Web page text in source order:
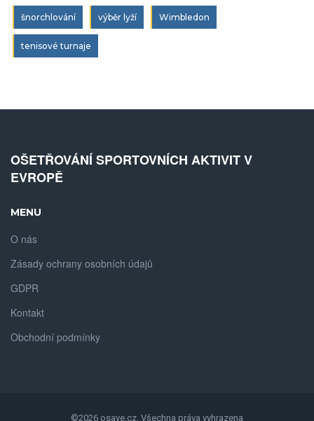
šnorchlování výběr lyží Wimbledon
tenisové turnaje
OŠETŘOVÁNÍ SPORTOVNÍCH AKTIVIT V
EVROPĚ
MENU
O nás
Zásady ochrany osobních údajů
GDPR
Kontakt
Obchodní podmínky
©2026 osave.cz. Všechna práva vyhrazena